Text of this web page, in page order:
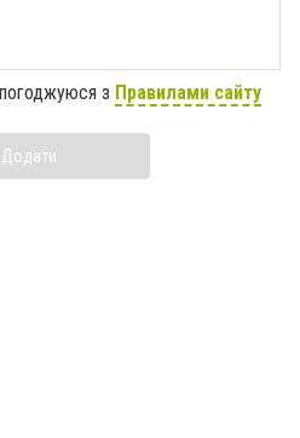
з Правилами сайту
Додати